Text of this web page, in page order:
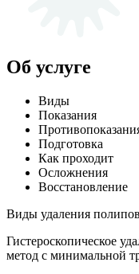
Об услуге
Виды
Показания
Подготовка
Как проходит
Осложнения
Восстановление
Виды удаления
Гистероскопическое
метод с минимальной